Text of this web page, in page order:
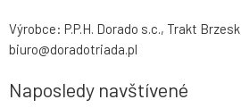
Výrobce: P.P.H. Dorado s.c., Trakt
biuro@doradotriada.pl
Naposledy navštívené